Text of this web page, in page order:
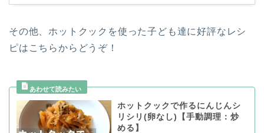
その他、ホットクックを使った子ども達に好評なレシ
ピはこちらからどうぞ！
ホットクックで作るにんじんシ
リシリ(卵なし)【手動調理：炒
める】